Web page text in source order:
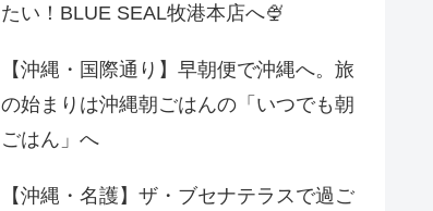
たい！BLUE SEAL牧港本店へ🍨
【沖縄・国際通り】早朝便で沖縄へ。旅
の始まりは沖縄朝ごはんの「いつでも朝
ごはん」へ
【沖縄・名護】ザ・ブセナテラスで過ご